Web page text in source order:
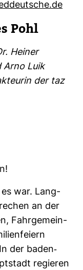
Pohl
Heiner
Arno Luik
der taz
war. Lang­
an der
Fahr­ge­mein­
der baden-​
regieren